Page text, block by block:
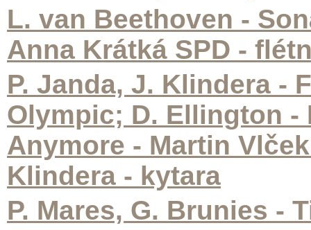
L. van Beethoven -
Anna Krátká SPD -
P. Janda, J. Klindera -
Olympic; D. Ellington -
Anymore - Martin
Klindera - kytara
P. Mares, G. Brunies -